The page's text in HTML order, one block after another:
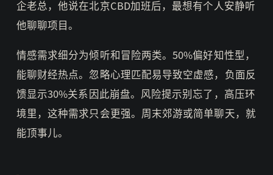
企老总，他说在北京CBD加班后，最想有个人安静听
他聊聊项目。
情感需求细分为倾听和冒险两类。50%偏好知性型，
能聊财经热点。忽略心理匹配易导致空虚感，负面反
馈显示30%关系因此崩盘。风险提示别忘了，高压环
境里，这种需求只会更强。周末郊游或简单聊天，就
能顶事儿。